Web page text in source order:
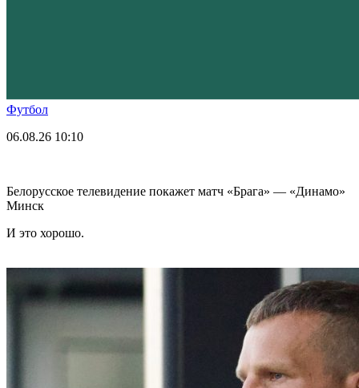
Футбол
06.08.26 10:10
Белорусское телевидение покажет матч «Брага» — «Динамо»
Минск
И это хорошо.